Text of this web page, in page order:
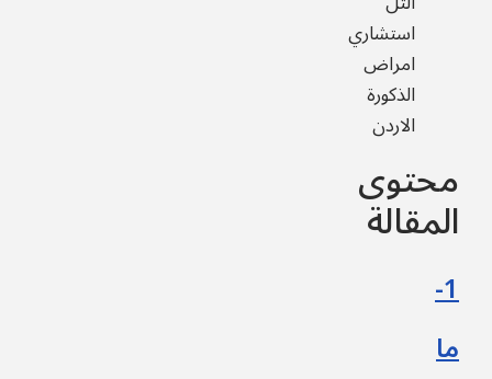
استشاري
امراض
الذكورة
الاردن
محتوى
المقالة
1-
ما